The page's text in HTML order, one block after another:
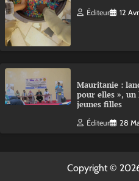
Éditeur 12
Mauritanie :
pour elles », un
jeunes filles
Éditeur 28
Copyright ©